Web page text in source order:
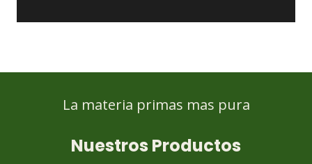
La materia primas mas pura
Nuestros Productos